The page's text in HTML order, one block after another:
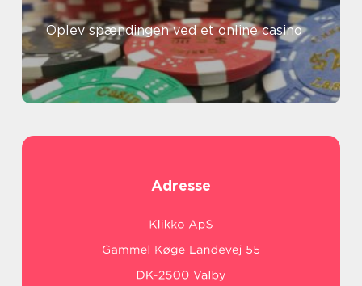
Oplev spændingen ved et online casino
Adresse